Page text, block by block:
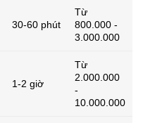
30-60 phút
Từ
800.000 -
3.000.000
1-2 giờ
Từ
2.000.000
-
10.000.000